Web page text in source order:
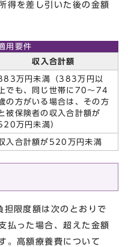
得を差し引いた後の金額
用要件
収入合計額
万円未満（383万円以
上でも、同じ世帯に70～74
の方がいる場合は、その方
被保険者の収入合計額が
万円未満）
入合計額が520万円未満
限度額は次のとおりで
払った場合、超えた金額
。高額療養費について